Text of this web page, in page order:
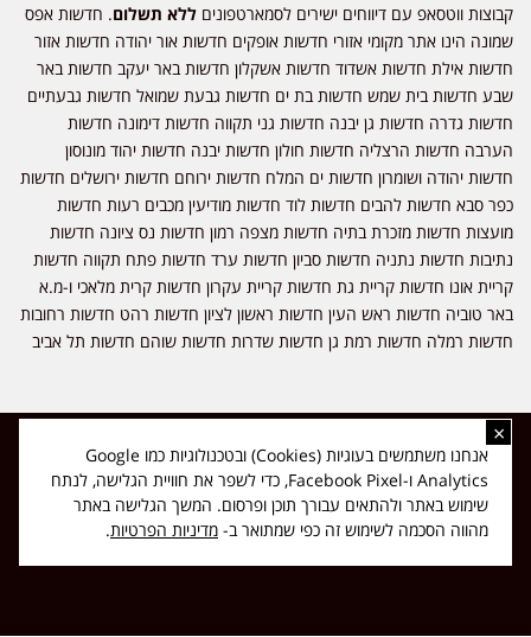
קבוצות ווטסאפ עם דיווחים ישירים לסמארטפונים ללא תשלום. חדשות אפס
שמונה הינו אתר מקומי אזורי חדשות אופקים חדשות אור יהודה חדשות אזור
חדשות אילת חדשות אשדוד חדשות אשקלון חדשות באר יעקב חדשות באר
שבע חדשות בית שמש חדשות בת ים חדשות גבעת שמואל חדשות גבעתיים
חדשות גדרה חדשות גן יבנה חדשות גני תקווה חדשות דימונה חדשות
הערבה חדשות הרצליה חדשות חולון חדשות יבנה חדשות יהוד מונוסון
חדשות יהודה ושומרון חדשות ים המלח חדשות ירוחם חדשות ירושלים חדשות
כפר סבא חדשות להבים חדשות לוד חדשות מודיעין מכבים רעות חדשות
מועצות חדשות מזכרת בתיה חדשות מצפה רמון חדשות נס ציונה חדשות
נתיבות חדשות נתניה חדשות סביון חדשות ערד חדשות פתח תקווה חדשות
קריית אונו חדשות קריית גת חדשות קריית עקרון חדשות קרית מלאכי ו-מ.א
באר טוביה חדשות ראש העין חדשות ראשון לציון חדשות רהט חדשות רחובות
חדשות רמלה חדשות רמת גן חדשות שדרות חדשות שוהם חדשות תל אביב
כל הזכויות שמורות ל-ליזה ללוצאשווילי - חדשות אפס שמונה - דיווחים בזמן
אמת, נוסד בשנת 2019 | טל' לפרסומים 054-9759222 מייל מערכת
news08.net@gmail.com
Made with ❤ byDIGITA
×
אנחנו משתמשים בעוגיות (Cookies) ובטכנולוגיות כמו Google
Analytics ו-Facebook Pixel, כדי לשפר את חוויית הגלישה, לנתח
שימוש באתר ולהתאים עבורך תוכן ופרסום. המשך הגלישה באתר
מהווה הסכמה לשימוש זה כפי שמתואר ב- מדיניות הפרטיות.